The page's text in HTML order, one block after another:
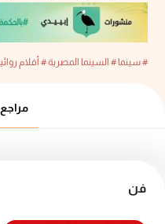
# سينما # السينما المصرية# أفلام
مراجع
فن